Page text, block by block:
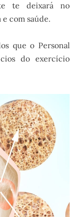
te deixará no
com saúde.
que o Personal
do exercício